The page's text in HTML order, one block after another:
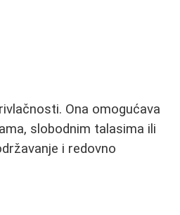
Ona omogućava
slobodnim talasima ili
i redovno